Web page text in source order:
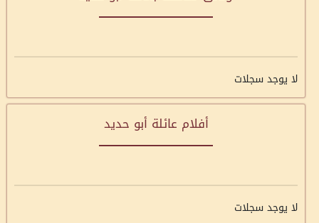
لا يوجد سجلات
أفلام عائلة أبو حديد
لا يوجد سجلات